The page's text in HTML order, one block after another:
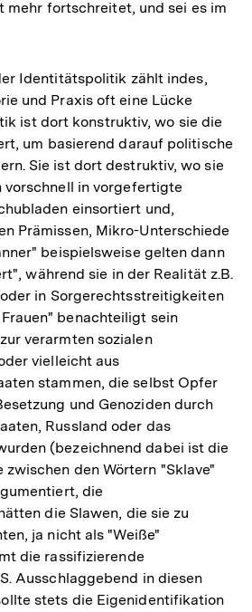
mehr fortschreitet, und sei es im
Identitätspolitik zählt indes,
und Praxis oft eine Lücke
ist dort konstruktiv, wo sie die
um basierend darauf politische
Sie ist dort destruktiv, wo sie
vorschnell in vorgefertigte
einsortiert und,
Prämissen, Mikro-Unterschiede
beispielsweise gelten dann
während sie in der Realität z.B.
in Sorgerechtsstreitigkeiten
benachteiligt sein
verarmten sozialen
vielleicht aus
stammen, die selbst Opfer
und Genoziden durch
Russland oder das
(bezeichnend dabei ist die
den Wörtern "Sklave"
die
die Slawen, die sie zu
ja nicht als "Weiße"
die rassifizierende
Ausschlaggebend in diesen
stets die Eigenidentifikation